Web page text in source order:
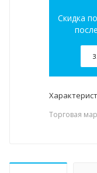
Скидка
Торговая